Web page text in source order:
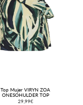
Top Mujer VIRYN ZOA
ONESOHULDER TOP
29,99€